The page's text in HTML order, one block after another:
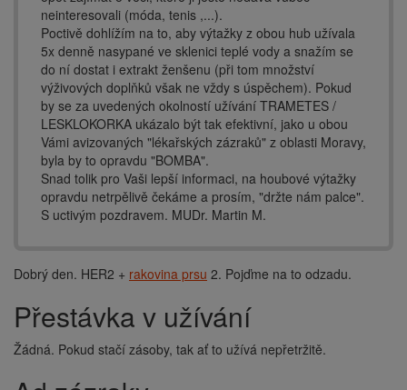
neinteresovali (móda, tenis ,...).
Poctivě dohlížím na to, aby výtažky z obou hub užívala
5x denně nasypané ve sklenici teplé vody a snažím se
do ní dostat i extrakt ženšenu (při tom množství
výživových doplňků však ne vždy s úspěchem). Pokud
by se za uvedených okolností užívání TRAMETES /
LESKLOKORKA ukázalo být tak efektivní, jako u obou
Vámi avizovaných "lékařských zázraků" z oblasti Moravy,
byla by to opravdu "BOMBA".
Snad tolik pro Vaši lepší informaci, na houbové výtažky
opravdu netrpělivě čekáme a prosím, "držte nám palce".
S uctivým pozdravem. MUDr. Martin M.
Dobrý den. HER2 + rakovina prsu 2. Pojďme na to odzadu.
Přestávka v užívání
Žádná. Pokud stačí zásoby, tak ať to užívá nepřetržitě.